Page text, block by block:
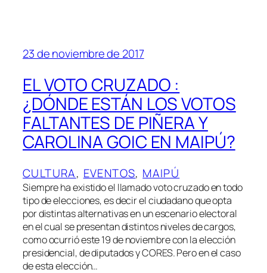
23 de noviembre de 2017
EL VOTO CRUZADO :
¿DÓNDE ESTÁN LOS VOTOS
FALTANTES DE PIÑERA Y
CAROLINA GOIC EN MAIPÚ?
CULTURA, EVENTOS, MAIPÚ
Siempre ha existido el llamado voto cruzado en todo
tipo de elecciones, es decir el ciudadano que opta
por distintas alternativas en un escenario electoral
en el cual se presentan distintos niveles de cargos,
como ocurrió este 19 de noviembre con la elección
presidencial, de diputados y CORES. Pero en el caso
de esta elección…